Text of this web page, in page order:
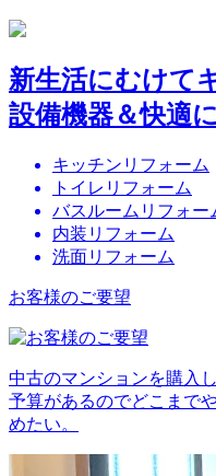
新生活にむけて
設備機器＆快適
キッチンリフォーム
トイレリフォーム
バスルームリフォー
内装リフォーム
洗面リフォーム
お客様のご要望
中古のマンションを購入
予算があるのでどこまで
めたい。